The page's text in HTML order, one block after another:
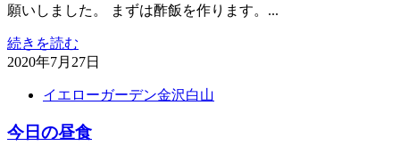
願いしました。 まずは酢飯を作ります。...
続きを読む
2020年7月27日
イエローガーデン金沢白山
今日の昼食